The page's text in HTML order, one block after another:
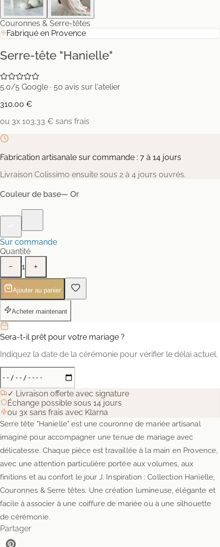
Couronnes & Serre-têtes
Fabriqué en Provence
Serre-tête "Hanielle"
5.0/5 Google · 50 avis sur l'atelier
310.00 €
ou 3x 103.33 € sans frais
Fabrication artisanale sur commande : 7 à 14 jours
Livraison Colissimo ensuite sous 2 à 4 jours ouvrés.
Couleur de base— Or
Sur commande
Quantité
− 1 +
Ajouter au panier
Acheter maintenant
Sera-t-il prêt pour votre mariage ?
Indiquez la date de la cérémonie pour vérifier le délai actuel.
✓ Livraison offerte avec signature
Échange possible sous 14 jours
ou 3x sans frais avec Klarna
Serre tête "Hanielle" est une couronne de mariée artisanal
imaginé pour accompagner une tenue de mariage avec
délicatesse. Chaque pièce est travaillée à la main en Provence,
avec une attention particulière portée aux volumes, aux
finitions et au confort le jour J. Inspiration : Collection Hanielle,
Couronnes & Serre têtes. Une création lumineuse, élégante et
facile à associer à une coiffure de mariée ou à une silhouette
de cérémonie.
Partager